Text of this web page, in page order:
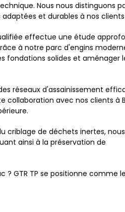
Nous nous distinguons
et durables à nos clients
effectue une étude
à notre parc d'engins
fondations solides et aménager
réseaux d'assainissement
collaboration avec nos clients à
criblage de déchets inertes, nous
ainsi à la préservation de
GTR TP se positionne comme